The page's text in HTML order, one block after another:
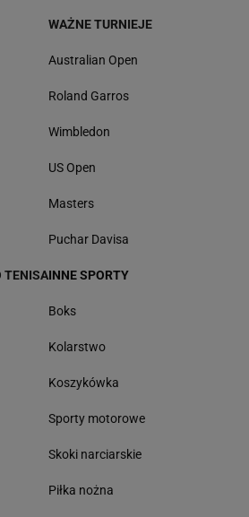
WAŻNE TURNIEJE
Australian Open
Roland Garros
Wimbledon
US Open
Masters
Puchar Davisa
TENISAINNE SPORTY
Boks
Kolarstwo
Koszykówka
Sporty motorowe
Skoki narciarskie
Piłka nożna